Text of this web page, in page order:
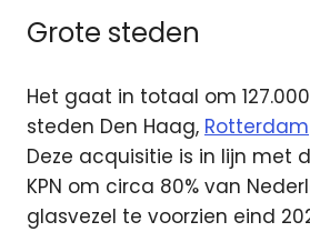
Grote steden
Het gaat in totaal om
steden Den Haag, Rotterdam
Deze acquisitie is in lijn met
KPN om circa 80% van
glasvezel te voorzien eind